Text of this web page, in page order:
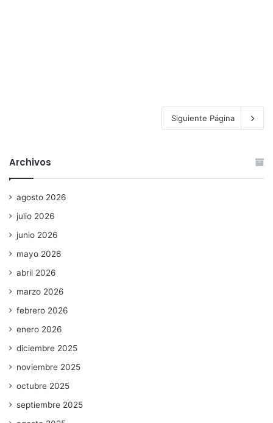
Siguiente Página
Archivos
agosto 2026
julio 2026
junio 2026
mayo 2026
abril 2026
marzo 2026
febrero 2026
enero 2026
diciembre 2025
noviembre 2025
octubre 2025
septiembre 2025